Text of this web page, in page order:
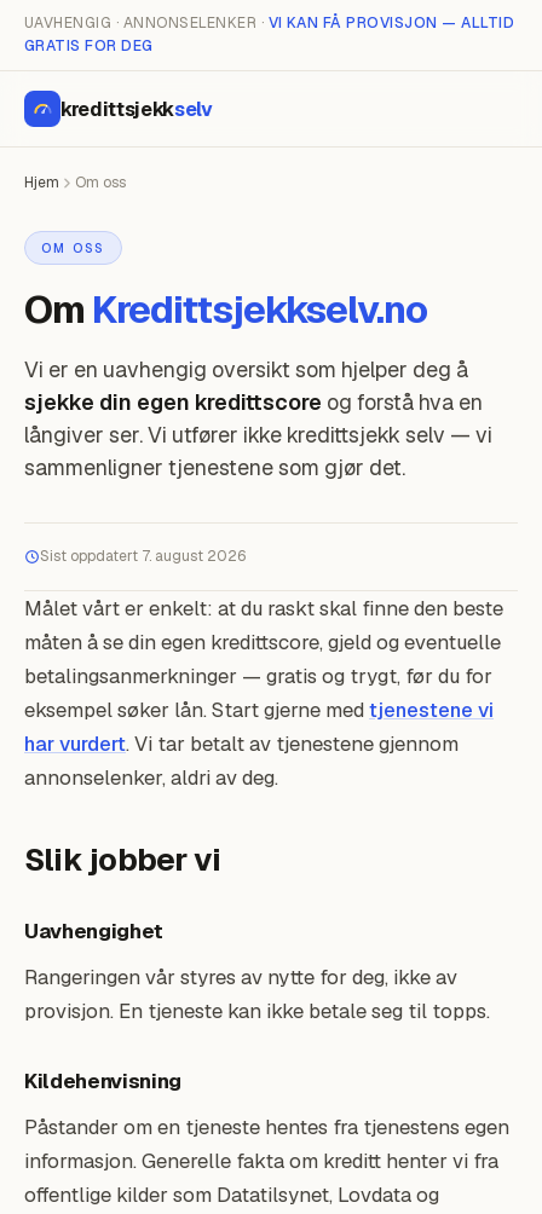
UAVHENGIG · ANNONSELENKER · VI KAN FÅ PROVISJON — ALLTID
GRATIS FOR DEG
kredittsjekkselv
Hjem Om oss
OM OSS
Om Kredittsjekkselv.no
Vi er en uavhengig oversikt som hjelper deg å
sjekke din egen kredittscore og forstå hva en
långiver ser. Vi utfører ikke kredittsjekk selv — vi
sammenligner tjenestene som gjør det.
Sist oppdatert 7. august 2026
Målet vårt er enkelt: at du raskt skal finne den beste
måten å se din egen kredittscore, gjeld og eventuelle
betalingsanmerkninger — gratis og trygt, før du for
eksempel søker lån. Start gjerne medtjenestene vi
har vurdert. Vi tar betalt av tjenestene gjennom
annonselenker, aldri av deg.
Slik jobber vi
Uavhengighet
Rangeringen vår styres av nytte for deg, ikke av
provisjon. En tjeneste kan ikke betale seg til topps.
Kildehenvisning
Påstander om en tjeneste hentes fra tjenestens egen
informasjon. Generelle fakta om kreditt henter vi fra
offentlige kilder som Datatilsynet, Lovdata og